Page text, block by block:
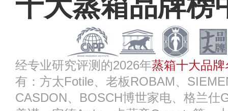
经专业研究评测的2026年蒸箱十大品牌
有：方太Fotile、老板ROBAM、
CASDON、BOSCH博世家电、格兰仕